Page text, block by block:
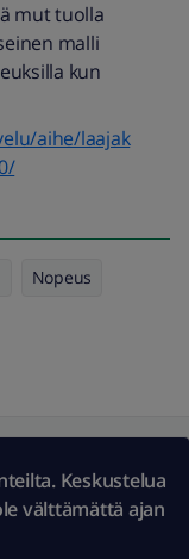
mut tuolla
malli
kun
aihe/laajak
Nopeus
Keskustelua
välttämättä ajan